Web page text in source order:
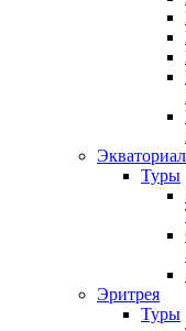
Туры
Эритрея
Туры